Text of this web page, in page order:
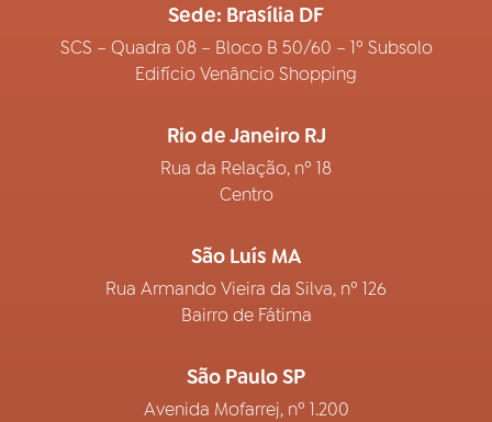
Sede: Brasília DF
SCS – Quadra 08 – Bloco B 50/60 – 1º Subsolo
Edifício Venâncio Shopping
Rio de Janeiro RJ
Rua da Relação, nº 18
Centro
São Luís MA
Rua Armando Vieira da Silva, nº 126
Bairro de Fátima
São Paulo SP
Avenida Mofarrej, nº 1.200